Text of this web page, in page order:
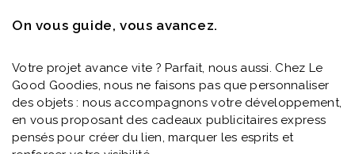
On vous guide, vous avancez.
Votre projet avance vite ? Parfait, nous aussi. Chez Le
Good Goodies, nous ne faisons pas que personnaliser
des objets : nous accompagnons votre développement,
en vous proposant des cadeaux publicitaires express
pensés pour créer du lien, marquer les esprits et